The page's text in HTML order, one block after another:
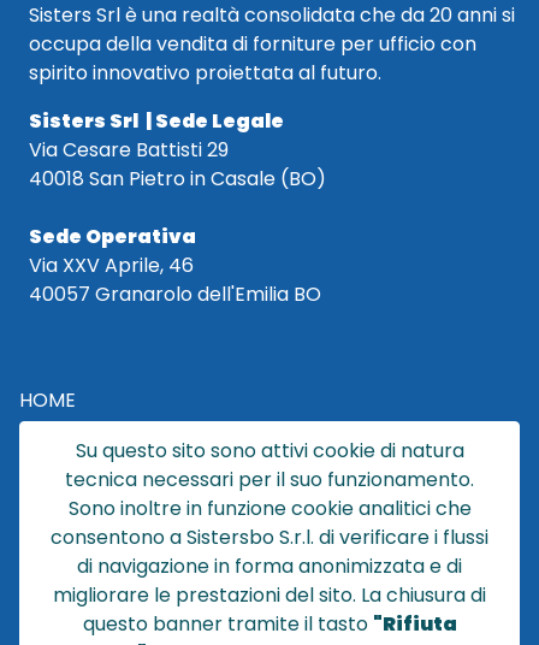
Sisters Srl è una realtà consolidata che da 20 anni si
occupa della vendita di forniture per ufficio con
spirito innovativo proiettata al futuro.
Sisters Srl | Sede Legale
Via Cesare Battisti 29
40018 San Pietro in Casale (BO)
Sede Operativa
Via XXV Aprile, 46
40057 Granarolo dell'Emilia BO
HOME
CATALOGO
CHI SIAMO
NEWS
CONTATTACI
CONDIZIONI DI VENDITA
POLICY PRIVACY
NOTE LEGALI
Su questo sito sono attivi cookie di natura
tecnica necessari per il suo funzionamento.
Sono inoltre in funzione cookie analitici che
consentono a Sistersbo S.r.l. di verificare i flussi
di navigazione in forma anonimizzata e di
migliorare le prestazioni del sito. La chiusura di
questo banner tramite il tasto "Rifiuta